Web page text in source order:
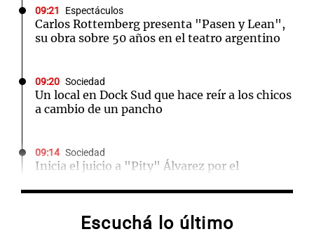
09:21 Espectáculos
Carlos Rottemberg presenta "Pasen y Lean",
su obra sobre 50 años en el teatro argentino
09:20 Sociedad
Un local en Dock Sud que hace reír a los chicos
a cambio de un pancho
09:14 Sociedad
Inicia el juicio a "Pity" Álvarez por el
MundoEscuchá lo último